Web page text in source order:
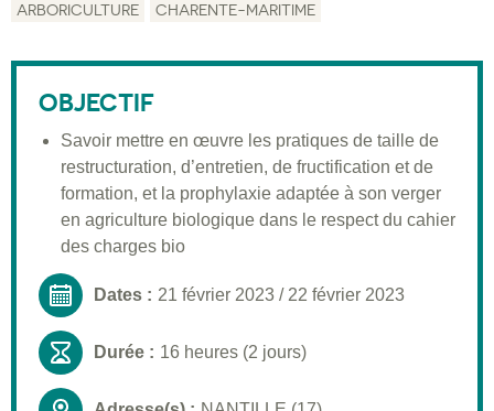
Validation
Moyens pédagogiques
Informations pratiques
ARBORICULTURE CHARENTE-MARITIME
OBJECTIF
Savoir mettre en œuvre les pratiques de taille de
restructuration, d’entretien, de fructification et de
formation, et la prophylaxie adaptée à son verger
en agriculture biologique dans le respect du cahier
des charges bio
Dates : 21 février 2023 / 22 février 2023
Durée : 16 heures (2 jours)